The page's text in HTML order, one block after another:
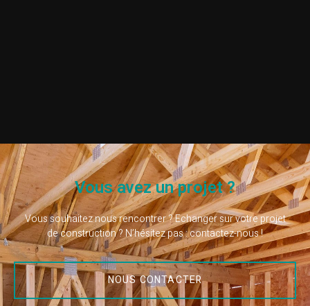
Vous avez un projet ?
Vous souhaitez nous rencontrer ? Echanger sur votre projet
de construction ? N’hésitez pas : contactez-nous !
NOUS CONTACTER